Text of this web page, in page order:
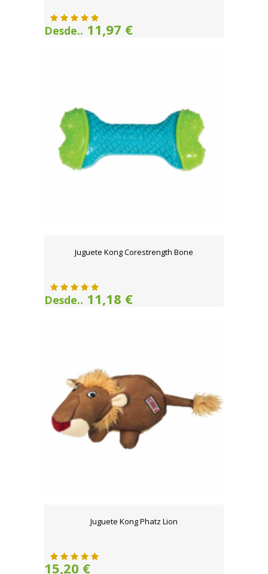
Desde.. 11,97 €
Juguete Kong Corestrength Bone
Desde.. 11,18 €
Juguete Kong Phatz Lion
15,20 €